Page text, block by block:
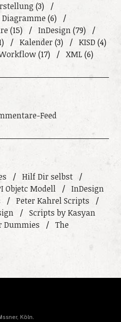
(3)
Diagramme(6)
(15) InDesign(79)
Kalender(3) KISD (4)
(17) XML(6)
Feed
Hilf Dir selbst
Objetc Modell
InDesign
Peter Kahrel Scripts
Scripts by Kasyan
Dummies
The
Köln